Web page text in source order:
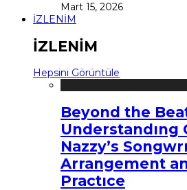
Mart 15, 2026
İZLENİM
İZLENİM
Hepsini Görüntüle
Beyond the
Understandıng
Nazzy’s
Arrangement
Practıce